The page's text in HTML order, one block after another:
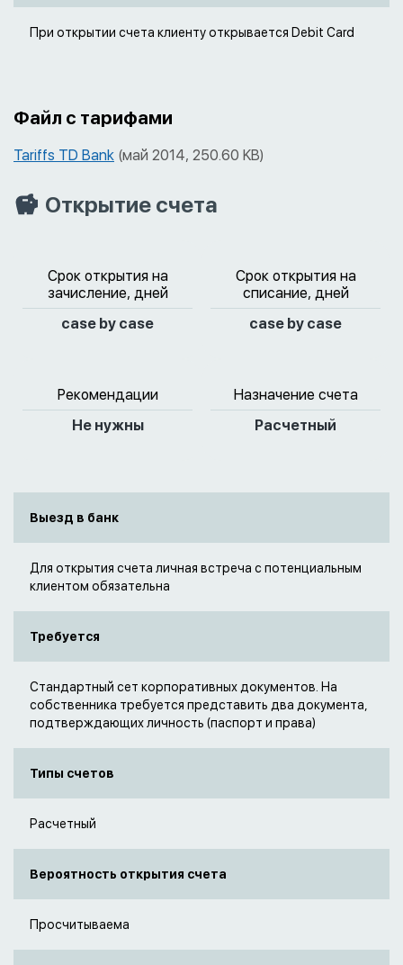
При открытии счета клиенту открывается Debit Card
Файл с тарифами
Tariffs TD Bank (май 2014, 250.60 KB)
Открытие счета
Срок открытия на
зачисление, дней
case by case
Срок открытия на
списание, дней
case by case
Рекомендации
Не нужны
Назначение счета
Расчетный
Выезд в банк
Для открытия счета личная встреча с потенциальным
клиентом обязательна
Требуется
Стандартный сет корпоративных документов. На
собственника требуется представить два документа,
подтверждающих личность (паспорт и права)
Типы счетов
Расчетный
Вероятность открытия счета
Просчитываема